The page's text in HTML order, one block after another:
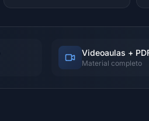
Videoaulas +
Material completo